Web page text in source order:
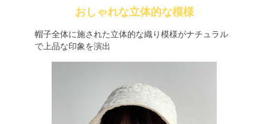
おしゃれな立体的な模様
帽子全体に施された立体的な織り模様がナチュラル
で上品な印象を演出